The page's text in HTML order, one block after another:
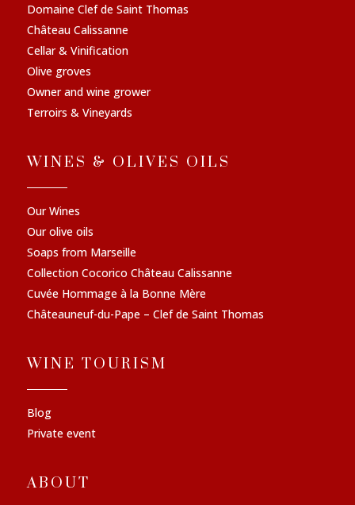
Domaine Clef de Saint Thomas
Château Calissanne
Cellar & Vinification
Olive groves
Owner and wine grower
Terroirs & Vineyards
WINES & OLIVES OILS
Our Wines
Our olive oils
Soaps from Marseille
Collection Cocorico Château Calissanne
Cuvée Hommage à la Bonne Mère
Châteauneuf-du-Pape – Clef de Saint Thomas
WINE TOURISM
Blog
Private event
ABOUT